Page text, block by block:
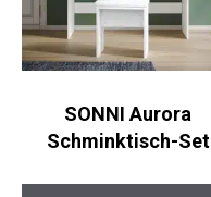
SONNI Aurora
Schminktisch-Set